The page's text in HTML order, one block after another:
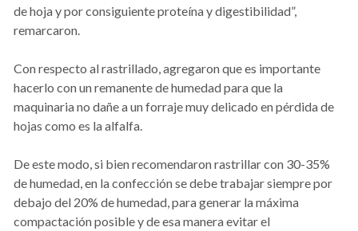
de hoja y por consiguiente proteína y digestibilidad”,
remarcaron.
Con respecto al rastrillado, agregaron que es importante
hacerlo con un remanente de humedad para que la
maquinaria no dañe a un forraje muy delicado en pérdida de
hojas como es la alfalfa.
De este modo, si bien recomendaron rastrillar con 30-35%
de humedad, en la confección se debe trabajar siempre por
debajo del 20% de humedad, para generar la máxima
compactación posible y de esa manera evitar el